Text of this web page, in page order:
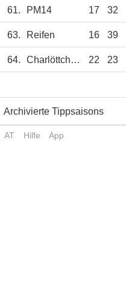
61. PM14 17 32
63. Reifen 16 39
64. Charlöttchen 22 23
Archivierte Tippsaisons
AT Hilfe App